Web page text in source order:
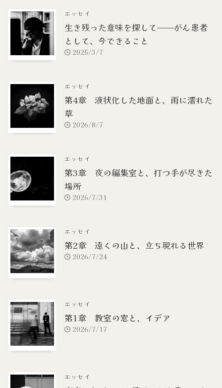
エッセイ
生き残った意味を探して——がん患者
として、今できること
2025/3/7
エッセイ
第4章 液状化した地面と、雨に濡れた
草
2026/8/7
エッセイ
第3章 夜の編集室と、打つ手が尽きた
場所
2026/7/31
エッセイ
第2章 遠くの山と、立ち現れる世界
2026/7/24
エッセイ
第1章 教室の窓と、イデア
2026/7/17
エッセイ